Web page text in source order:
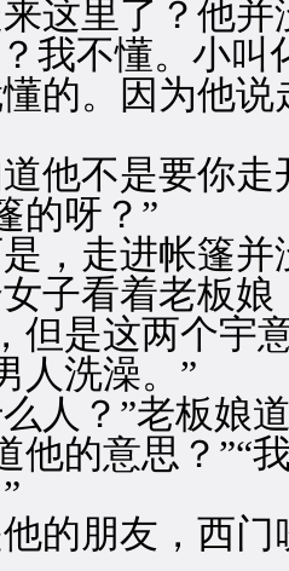
里了？他并
不懂。小叫
。因为他说
不是要你走
的呀？”
走进帐篷并
子看着老板
但是这两个宇
人洗澡。”
？”老板娘道
他的意思？”“
朋友，西门